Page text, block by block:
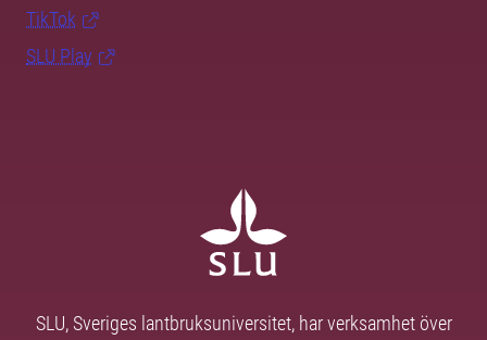
TikTok
SLU Play
SLU, Sveriges lantbruksuniversitet, har verksamhet över